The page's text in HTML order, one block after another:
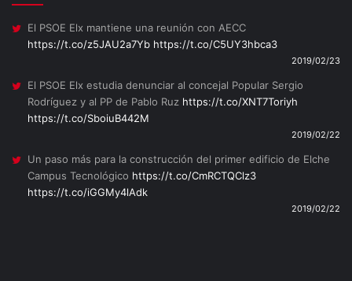
El PSOE Elx mantiene una reunión con AECC
https://t.co/z5JAU2a7Yb https://t.co/C5UY3hbca3
2019/02/23
El PSOE Elx estudia denunciar al concejal Popular Sergio
Rodríguez y al PP de Pablo Ruz https://t.co/XNT7Toriyh
https://t.co/SboiuB442M
2019/02/22
Un paso más para la construcción del primer edificio de Elche
Campus Tecnológico https://t.co/CmRCTQClz3
https://t.co/iGGMy4lAdk
2019/02/22